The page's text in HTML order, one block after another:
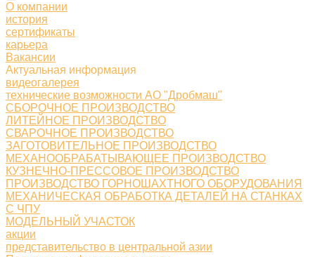
О компании
история
сертификаты
карьера
Вакансии
Актуальная информация
видеогалерея
технические возможности АО "Дробмаш"
СБОРОЧНОЕ ПРОИЗВОДСТВО
ЛИТЕЙНОЕ ПРОИЗВОДСТВО
СВАРОЧНОЕ ПРОИЗВОДСТВО
ЗАГОТОВИТЕЛЬНОЕ ПРОИЗВОДСТВО
МЕХАНООБРАБАТЫВАЮЩЕЕ ПРОИЗВОДСТВО
КУЗНЕЧНО-ПРЕССОВОЕ ПРОИЗВОДСТВО
ПРОИЗВОДСТВО ГОРНОШАХТНОГО ОБОРУДОВАНИЯ
МЕХАНИЧЕСКАЯ ОБРАБОТКА ДЕТАЛЕЙ НА СТАНКАХ
С ЧПУ
МОДЕЛЬНЫЙ УЧАСТОК
акции
представительство в центральной азии